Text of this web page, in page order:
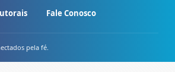
Fale Conosco
pela fé.